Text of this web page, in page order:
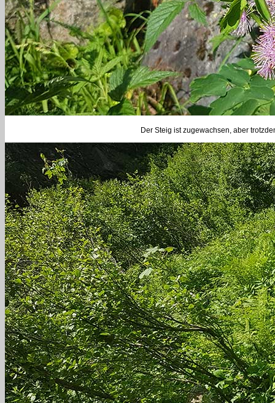
Der Steig ist zugewachsen, aber